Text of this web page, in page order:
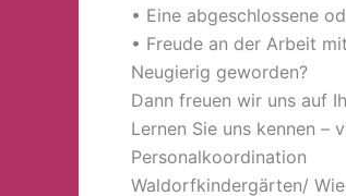
• Eine abgeschlossene
• Freude an der Arbeit
Neugierig geworden?
Dann freuen wir uns auf
Lernen Sie uns kennen –
Personalkoordination
Waldorfkindergärten/